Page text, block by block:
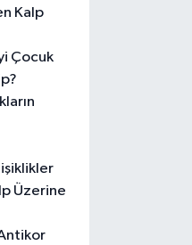
Kalp
Çocuk
Üzerine